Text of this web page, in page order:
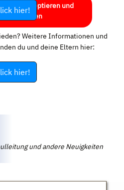
akzeptieren und
entsperren
hier!
Weitere Informationen und
du und deine Eltern hier:
hier!
und andere Neuigkeiten